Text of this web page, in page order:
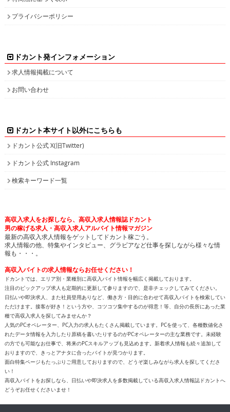
プライバシーポリシー
ドカント発インフォメーション
求人情報掲載について
お問い合わせ
ドカント本サイト以外にこちらも
ドカント公式 X(旧Twitter)
ドカント公式 Instagram
検索キーワード一覧
高収入求人をお探しなら、高収入求人情報誌ドカント
男の稼げる求人・高収入求人アルバイト情報マガジン
最新の高収入求人情報をゲットしてドカント稼ごう。
求人情報の他、特集やインタビュー、グラビアなど仕事を探しながら様々な情
報も・・・。
高収入バイトの求人情報ならお任せください！
ドカントでは、エリア別・業種別に高収入バイト情報を幅広く掲載しております。
注目のピックアップ求人も定期的に更新して参りますので、是非チェックしてみてください。
日払いや即決求人、また社員登用ありなど、働き方・目的に合わせて高収入バイトを検索してい
ただけます。接客が好き！という方や、コツコツ集中するのが得意！等、自分の長所にあった業
種で高収入求人を探してみませんか？
人気のPCオペレーター、PC入力の求人もたくさん掲載しています。PCを使って、各種数値化さ
れたデータ情報を入力したり原稿を書いたりするのがPCオペレーターの主な業務です。未経験
の方でも可能なお仕事で、将来のPCスキルアップも見込めます。新着求人情報も続々追加して
おりますので、きっとアナタに合ったバイトが見つかります。
面白特集ページもたっぷりご用意しておりますので、どうぞ楽しみながら求人を探してくださ
い！
高収入バイトをお探しなら、日払いや即決求人を多数掲載している高収入求人情報誌ドカントへ
どうぞお任せくださいませ！